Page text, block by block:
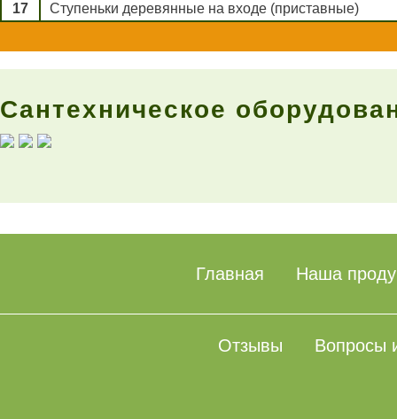
17
Ступеньки деревянные на входе (приставные)
Сантехническое
Главная Наша
Отзывы Вопросы